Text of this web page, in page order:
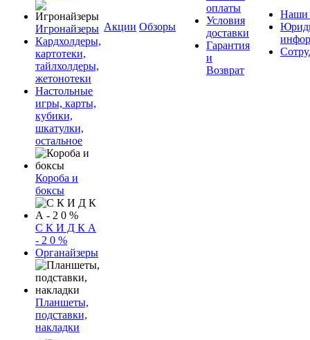
Игронайзеры
Кардхолдеры,
картотеки,
тайлхолдеры,
жетонотеки
Настольные
игры, карты,
кубики,
шкатулки,
остальное
Короба и
боксы
С К И Д К А
- 2 0 %
Органайзеры
Планшеты,
подставки,
накладки
Акции Обзоры
оплаты
Условия
доставки
Гарантия
и
Возврат
Наши